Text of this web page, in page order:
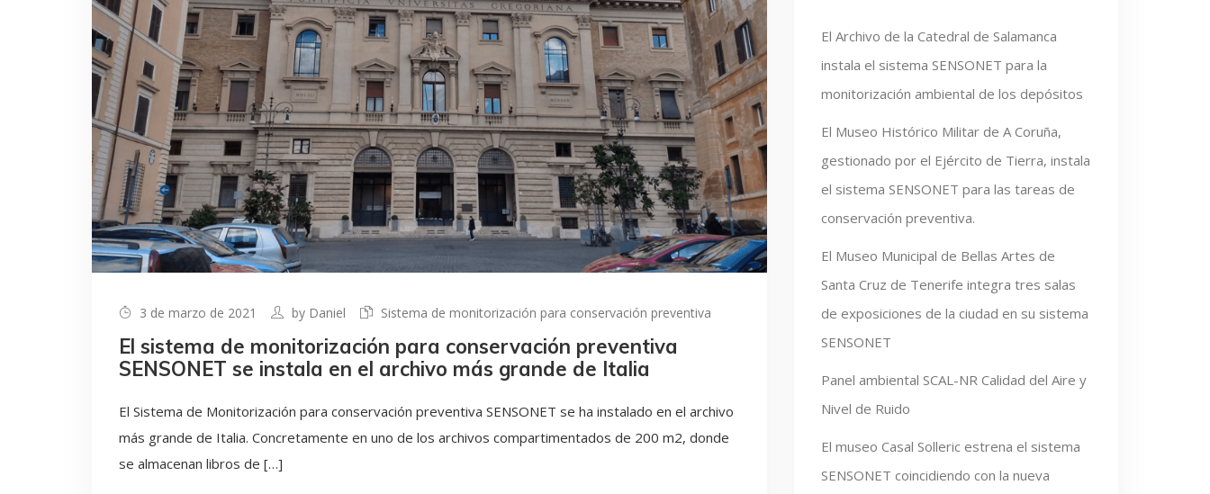
3 de marzo de 2021 by Daniel Sistema de monitorización para conservación preventiva
El sistema de monitorización para conservación preventiva
SENSONET se instala en el archivo más grande de Italia
El Sistema de Monitorización para conservación preventiva SENSONET se ha instalado en el archivo
más grande de Italia. Concretamente en uno de los archivos compartimentados de 200 m2, donde
se almacenan libros de […]
El Archivo de la Catedral de Salamanca
instala el sistema SENSONET para la
monitorización ambiental de los depósitos
El Museo Histórico Militar de A Coruña,
gestionado por el Ejército de Tierra, instala
el sistema SENSONET para las tareas de
conservación preventiva.
El Museo Municipal de Bellas Artes de
Santa Cruz de Tenerife integra tres salas
de exposiciones de la ciudad en su sistema
SENSONET
Panel ambiental SCAL-NR Calidad del Aire y
Nivel de Ruido
El museo Casal Solleric estrena el sistema
SENSONET coincidiendo con la nueva